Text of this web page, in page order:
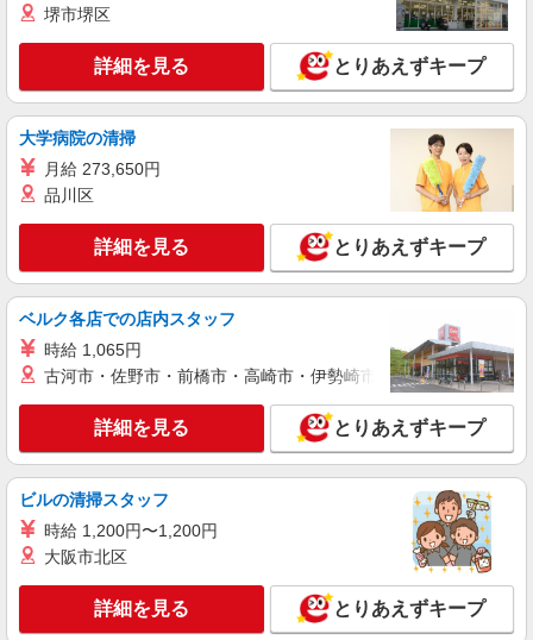
キープ 詳細を見る
堺市堺区
詳細を見る とりあえずキープ
大学病院の清掃
月給 273,650円
品川区
詳細を見る とりあえずキープ
ベルク各店での店内スタッフ
時給 1,065円
古河市・佐野市・前橋市・高崎市・伊勢崎市・太田市・館林市
詳細を見る とりあえずキープ
ビルの清掃スタッフ
時給 1,200円〜1,200円
大阪市北区
詳細を見る とりあえずキープ